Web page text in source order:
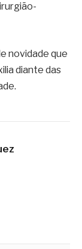
novidade que
diante das